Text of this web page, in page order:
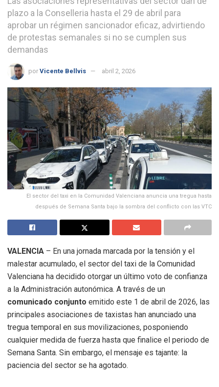
plazo a la Conselleria hasta el 29 de abril para
aprobar un régimen sancionador eficaz, advirtiendo
de protestas semanales si no se cumplen sus
demandas
por Vicente Bellvis abril 2, 2026
El sector del taxi en la Comunidad Valenciana anuncia una tregua hasta
después de Semana Santa bajo la sombra del conflicto con las VTC
VALENCIA – En una jornada marcada por la tensión y el
malestar acumulado, el sector del taxi de la Comunidad
Valenciana ha decidido otorgar un último voto de confianza
a la Administración autonómica. A través de un
comunicado conjunto emitido este 1 de abril de 2026, las
principales asociaciones de taxistas han anunciado una
tregua temporal en sus movilizaciones, posponiendo
cualquier medida de fuerza hasta que finalice el periodo de
Semana Santa. Sin embargo, el mensaje es tajante: la
paciencia del sector se ha agotado.